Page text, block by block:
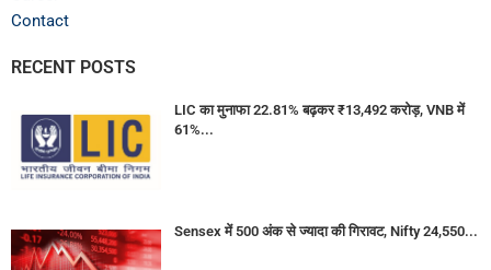
Contact
RECENT POSTS
LIC का मुनाफा 22.81% बढ़कर ₹13,492 करोड़, VNB में
61%...
Sensex में 500 अंक से ज्यादा की गिरावट, Nifty 24,550...